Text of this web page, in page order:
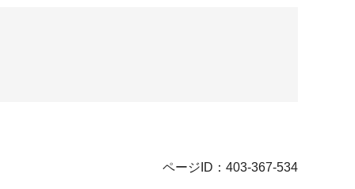
ページID：403-367-534